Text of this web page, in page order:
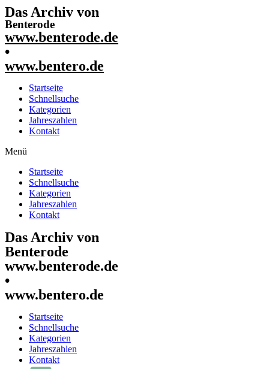
Das Archiv von
Benterode
www.benterode.de
•
www.bentero.de
Startseite
Schnellsuche
Kategorien
Jahreszahlen
Kontakt
Menü
Startseite
Schnellsuche
Kategorien
Jahreszahlen
Kontakt
Das Archiv von
Benterode
www.benterode.de
•
www.bentero.de
Startseite
Schnellsuche
Kategorien
Jahreszahlen
Kontakt